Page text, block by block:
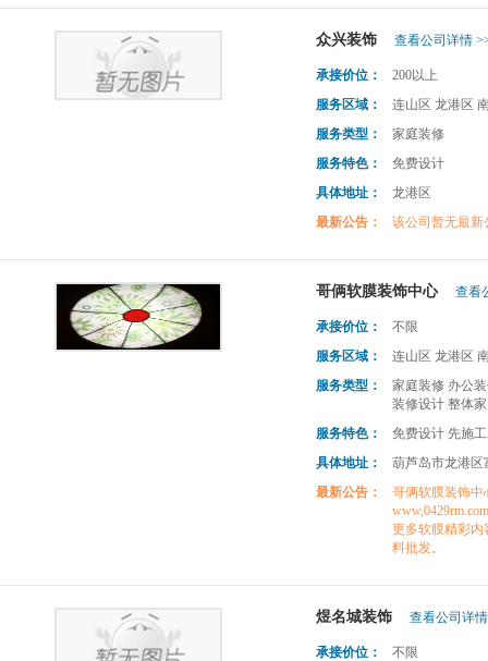
众兴装饰 查看公司详情
承接价位：
200以上
服务区域：
连山区 龙港区
服务类型：
家庭装修
服务特色：
免费设计
具体地址：
龙港区
最新公告：
该公司暂无最新
哥俩软膜装饰中心 查看
承接价位：
不限
服务区域：
连山区 龙港区
服务类型：
家庭装修 办公
装修设计 整体
服务特色：
免费设计 先施
具体地址：
葫芦岛市龙港区
最新公告：
哥俩软膜装饰
更多软膜精彩内
料批发。
煜名城装饰 查看公司详
承接价位：
不限